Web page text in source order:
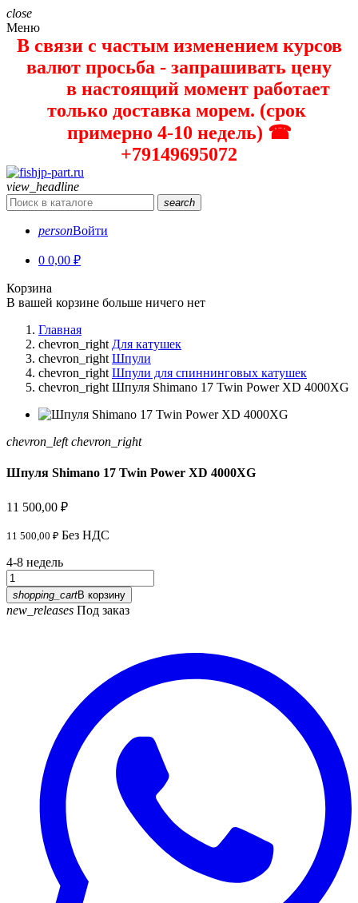
close
Меню
В связи с частым изменением курсов
валют просьба - запрашивать цену
в настоящий момент работает
только доставка морем. (срок
примерно 4-10 недель) ☎
+79149695072
view_headline
search
personВойти
0 0,00 ₽
Корзина
В вашей корзине больше ничего нет
Главная
chevron_right Для катушек
chevron_right Шпули
chevron_right Шпули для спиннинговых катушек
chevron_right Шпуля Shimano 17 Twin Power XD 4000XG
chevron_left chevron_right
Шпуля Shimano 17 Twin Power XD 4000XG
11 500,00 ₽
11 500,00 ₽ Без НДС
4-8 недель
shopping_cartВ корзину
new_releases Под заказ